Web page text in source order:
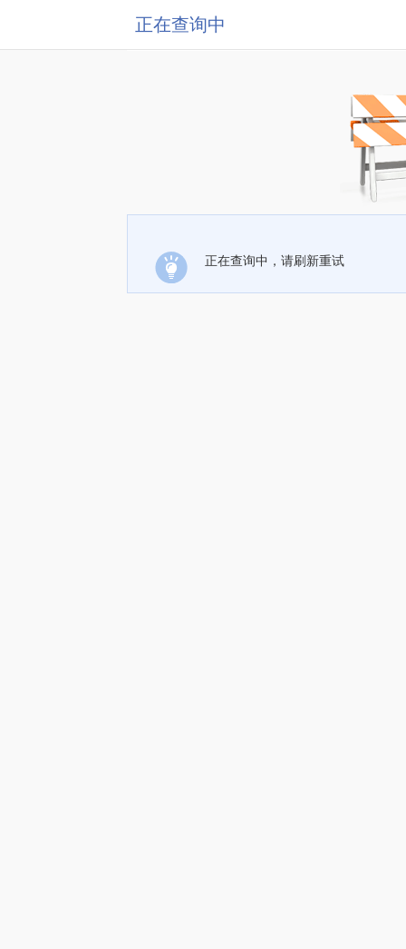
正在查询中
正在查询中，请刷新重试